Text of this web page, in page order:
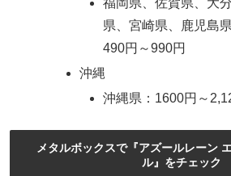
福岡県、佐賀県、大
県、宮崎県、鹿児島県
490円～990円
沖縄
沖縄県：1600円～
メタルボックスで『アズールレーン
ル』をチェック